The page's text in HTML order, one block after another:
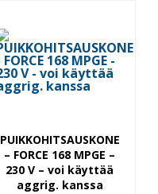
PUIKKOHITSAUSKONE
– FORCE 168 MPGE –
230 V – voi käyttää
aggrig. kanssa